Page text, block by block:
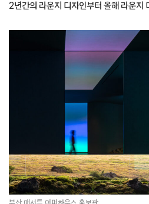
2년간의 라운지 디자인부터 올해 라운지